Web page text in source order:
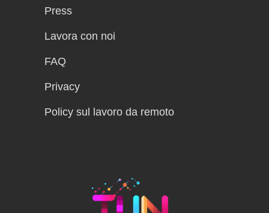
Press
Lavora con noi
FAQ
Privacy
Policy sul lavoro da remoto